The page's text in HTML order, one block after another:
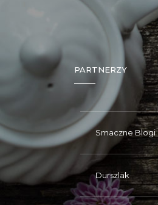
PARTNERZY
Smaczne Blogi
Durszlak